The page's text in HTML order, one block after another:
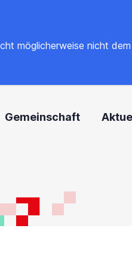
möglicherweise nicht
Gemeinschaft